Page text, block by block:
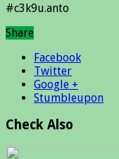
#c3k9u.anto
Share
Facebook
Twitter
Google +
Stumbleupon
Check Also